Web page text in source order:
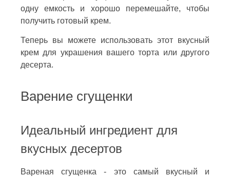
одну емкость и хорошо перемешайте, чтобы
получить готовый крем.
Теперь вы можете использовать этот вкусный
крем для украшения вашего торта или другого
десерта.
Варение сгущенки
Идеальный ингредиент для
вкусных десертов
Вареная сгущенка - это самый вкусный и